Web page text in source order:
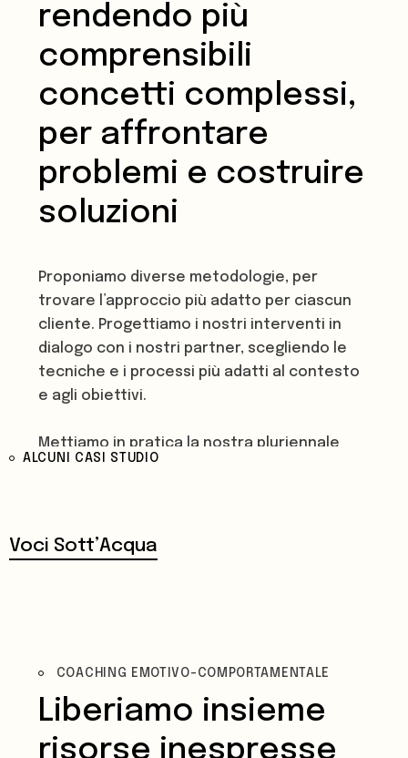
rendendo più
comprensibili
concetti complessi,
per affrontare
problemi e costruire
soluzioni
Proponiamo diverse metodologie, per
trovare l’approccio più adatto per ciascun
cliente. Progettiamo i nostri interventi in
dialogo con i nostri partner, scegliendo le
tecniche e i processi più adatti al contesto
e agli obiettivi.
Mettiamo in pratica la nostra pluriennale
esperienza nel progettare e condurre
grande attenzione all’atmosfera di lavoro,
cercando profondità senza perdere
ALCUNI CASI STUDIO
Voci Sott’Acqua
COACHING EMOTIVO-COMPORTAMENTALE
Liberiamo insieme
risorse inespresse